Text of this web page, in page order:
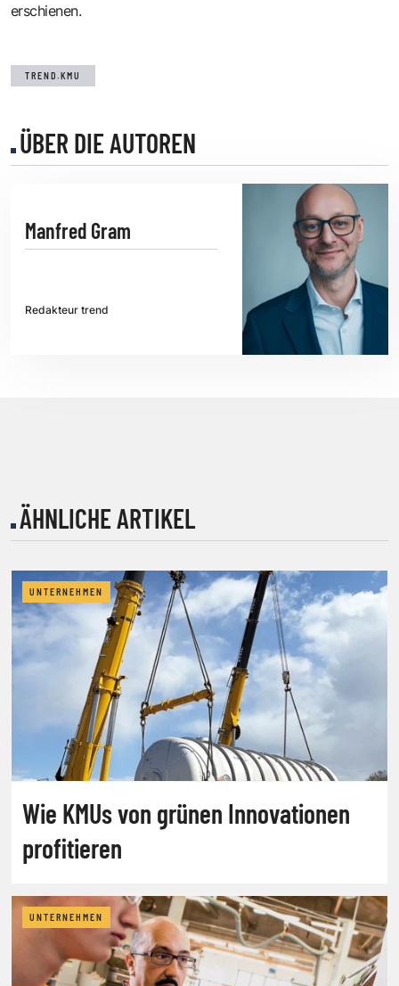
erschienen.
TREND.KMU
ÜBER DIE AUTOREN
Manfred Gram
Redakteur trend
ÄHNLICHE ARTIKEL
UNTERNEHMEN
Wie KMUs von grünen Innovationen
profitieren
UNTERNEHMEN